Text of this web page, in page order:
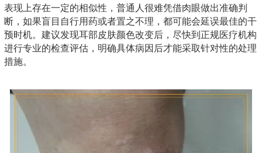
表现上存在一定的相似性，普通人很难凭借肉眼做出准确判
断，如果盲目自行用药或者置之不理，都可能会延误最佳的干
预时机。建议发现耳部皮肤颜色改变后，尽快到正规医疗机构
进行专业的检查评估，明确具体病因后才能采取针对性的处理
措施。